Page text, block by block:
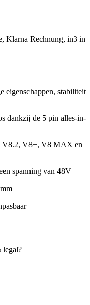
Klarna Rechnung, in3 in
eigenschappen, stabiliteit
dankzij de 5 pin alles-in-
V8.2, V8+, V8 MAX en
spanning van 48V
legal?